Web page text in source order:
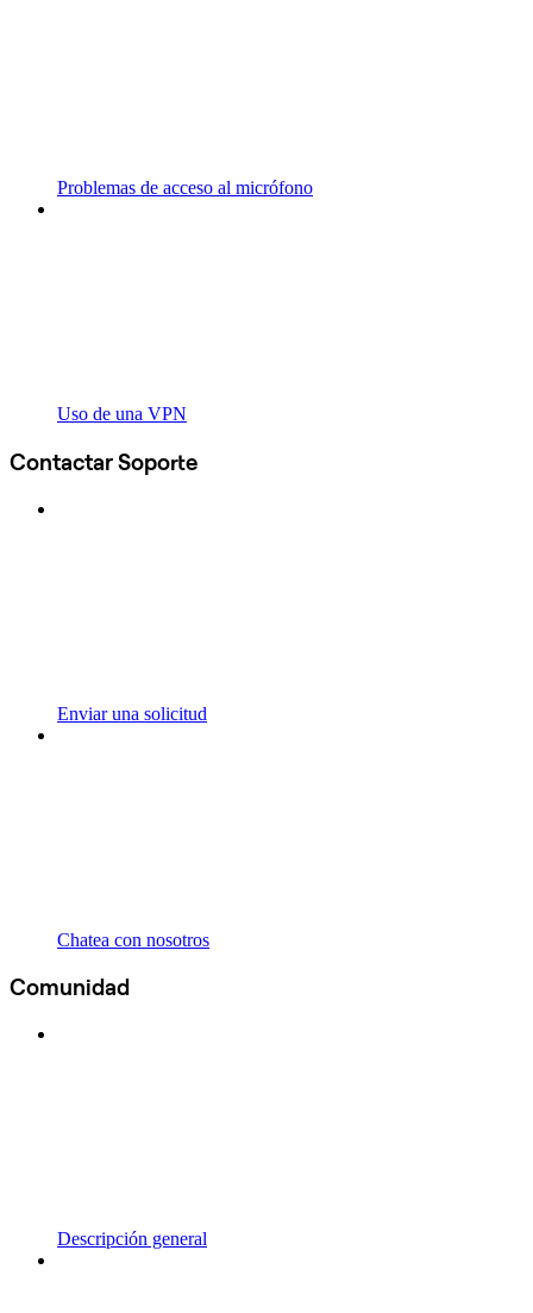
Problemas de acceso al micrófono
Uso de una VPN
Contactar Soporte
Enviar una solicitud
Chatea con nosotros
Comunidad
Descripción general